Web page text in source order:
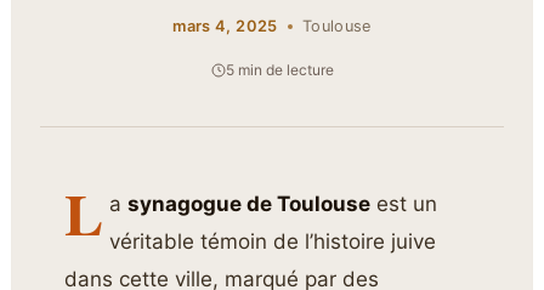
mars 4, 2025 Toulouse
5 min de lecture
L asynagogue de Toulouse est un
véritable témoin de l’histoire juive
dans cette ville, marqué par des